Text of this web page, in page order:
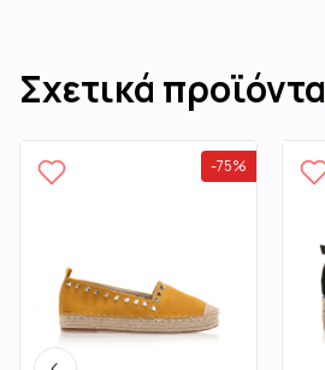
Σχετικά προϊόντα
-75%